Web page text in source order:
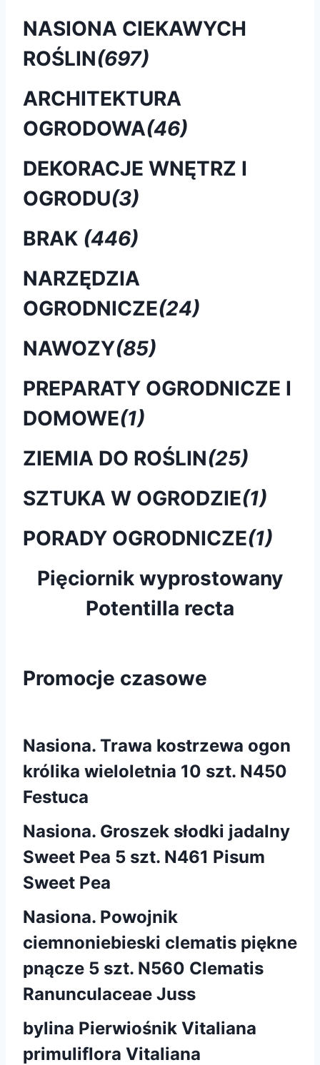
NASIONA CIEKAWYCH
ROŚLIN(697)
ARCHITEKTURA
OGRODOWA(46)
DEKORACJE WNĘTRZ I
OGRODU(3)
BRAK (446)
NARZĘDZIA
OGRODNICZE(24)
NAWOZY(85)
PREPARATY OGRODNICZE I
DOMOWE(1)
ZIEMIA DO ROŚLIN(25)
SZTUKA W OGRODZIE(1)
PORADY OGRODNICZE(1)
Pięciornik wyprostowany
Potentilla recta
Promocje czasowe
Nasiona. Trawa kostrzewa ogon
królika wieloletnia 10 szt. N450
Festuca
Nasiona. Groszek słodki jadalny
Sweet Pea 5 szt. N461 Pisum
Sweet Pea
Nasiona. Powojnik
ciemnoniebieski clematis piękne
pnącze 5 szt. N560 Clematis
Ranunculaceae Juss
bylina Pierwiośnik Vitaliana
primuliflora Vitaliana